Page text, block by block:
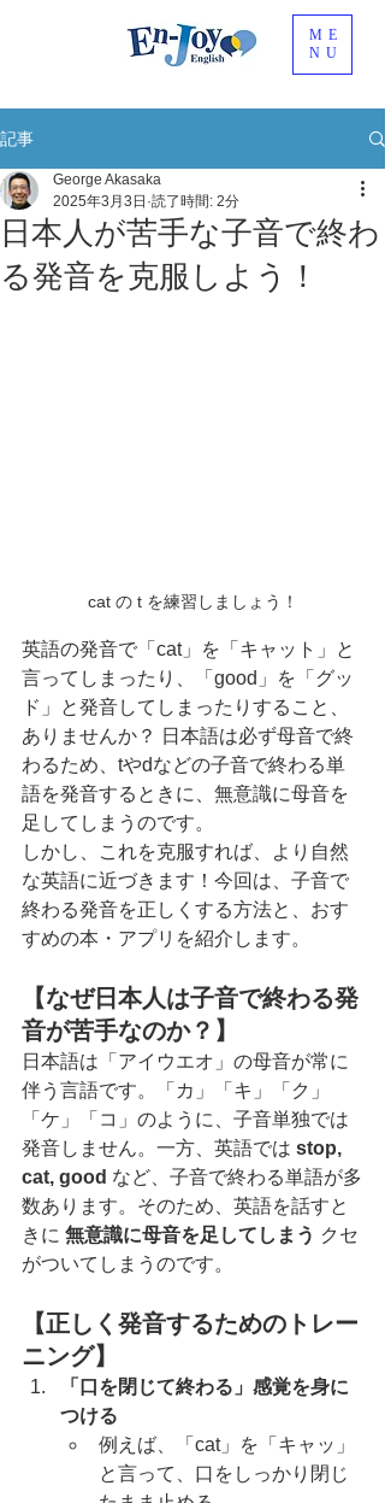
ME
NU
記事
日本人が苦手な子音で終わ
る発音を克服しよう！
George Akasaka
2025年3月3日 読了時間: 2分
cat の t を練習しましょう！
英語の発音で「cat」を「キャット」と
言ってしまったり、「good」を「グッ
ド」と発音してしまったりすること、
ありませんか？ 日本語は必ず母音で終
わるため、tやdなどの子音で終わる単
語を発音するときに、無意識に母音を
足してしまうのです。
しかし、これを克服すれば、より自然
な英語に近づきます！今回は、子音で
終わる発音を正しくする方法と、おす
すめの本・アプリを紹介します。
【なぜ日本人は子音で終わる発
音が苦手なのか？】
日本語は「アイウエオ」の母音が常に
伴う言語です。「カ」「キ」「ク」
「ケ」「コ」のように、子音単独では
発音しません。一方、英語では stop,
cat, good など、子音で終わる単語が多
数あります。そのため、英語を話すと
きに 無意識に母音を足してしまう クセ
がついてしまうのです。
【正しく発音するためのトレー
ニング】
「口を閉じて終わる」感覚を身に
つける
例えば、「cat」を「キャッ」
と言って、口をしっかり閉じ